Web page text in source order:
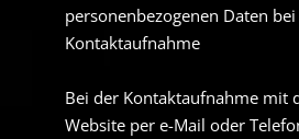
personenbezogenen Daten
Kontaktaufnahme
Bei der Kontaktaufnahme mit
Website per e-Mail oder